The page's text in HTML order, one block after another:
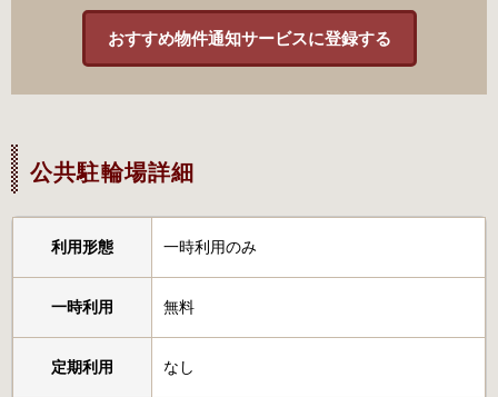
おすすめ物件通知サービスに登録する
公共駐輪場詳細
利用形態 一時利用のみ
一時利用 無料
定期利用 なし